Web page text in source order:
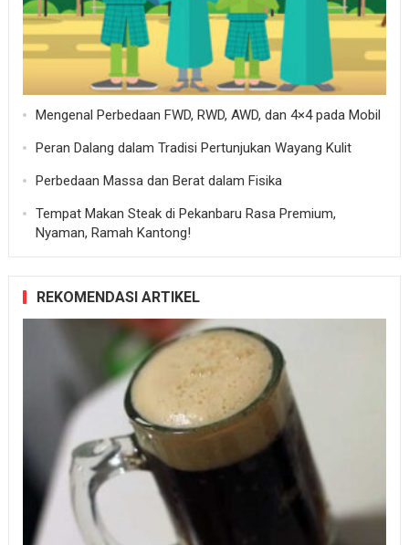
Mengenal Perbedaan FWD, RWD, AWD, dan 4×4 pada Mobil
Peran Dalang dalam Tradisi Pertunjukan Wayang Kulit
Perbedaan Massa dan Berat dalam Fisika
Tempat Makan Steak di Pekanbaru Rasa Premium,
Nyaman, Ramah Kantong!
REKOMENDASI ARTIKEL